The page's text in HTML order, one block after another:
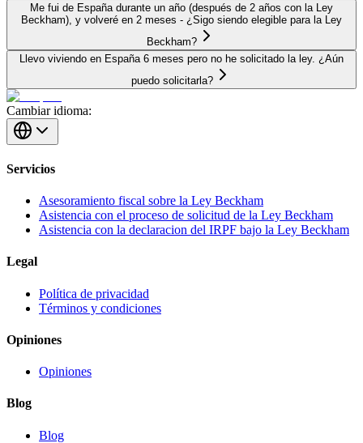
Me fui de España durante un año (después de 2 años con la Ley
Beckham), y volveré en 2 meses - ¿Sigo siendo elegible para la Ley
Beckham?
Llevo viviendo en España 6 meses pero no he solicitado la ley. ¿Aún
puedo solicitarla?
Cambiar idioma:
Servicios
Asesoramiento fiscal sobre la Ley Beckham
Asistencia con el proceso de solicitud de la Ley Beckham
Asistencia con la declaracion del IRPF bajo la Ley Beckham
Legal
Política de privacidad
Términos y condiciones
Opiniones
Opiniones
Blog
Blog